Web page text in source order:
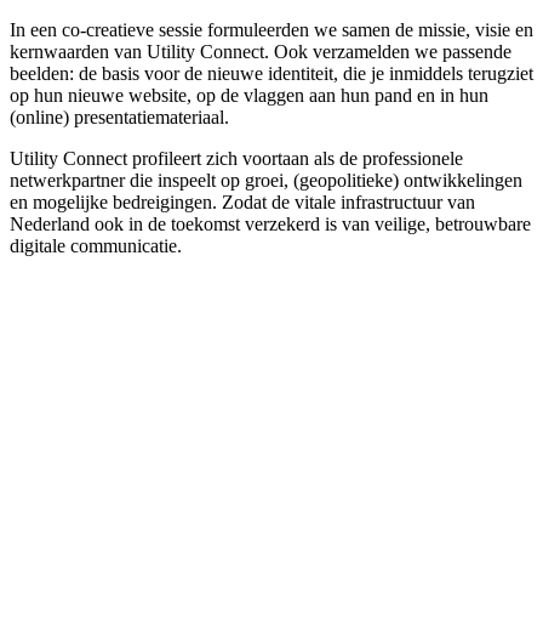
In een co-creatieve sessie formuleerden we samen de missie, visie en
kernwaarden van Utility Connect. Ook verzamelden we passende
beelden: de basis voor de nieuwe identiteit, die je inmiddels terugziet
op hun nieuwe website, op de vlaggen aan hun pand en in hun
(online) presentatiemateriaal.
Utility Connect profileert zich voortaan als de professionele
netwerkpartner die inspeelt op groei, (geopolitieke) ontwikkelingen
en mogelijke bedreigingen. Zodat de vitale infrastructuur van
Nederland ook in de toekomst verzekerd is van veilige, betrouwbare
digitale communicatie.